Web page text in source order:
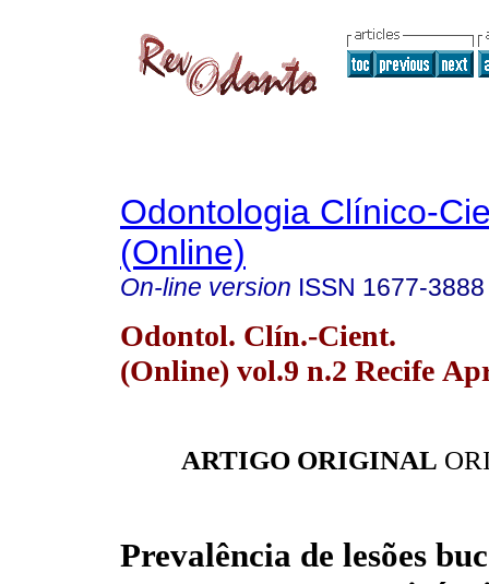
Odontologia Clínico-
(Online)
On-line version ISSN 1677-3888
Odontol. Clín.-Cient.
(Online) vol.9 n.2 Recife
ARTIGO ORIGINAL
Prevalência de lesões